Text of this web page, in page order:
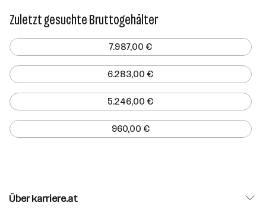
Zuletzt gesuchte Bruttogehälter
7.987,00 €
6.283,00 €
5.246,00 €
960,00 €
Über karriere.at